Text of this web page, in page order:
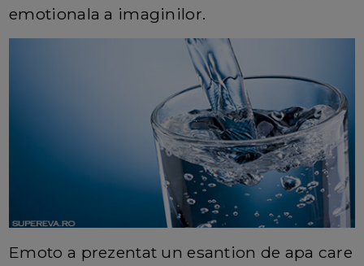
emotionala a imaginilor.
Emoto a prezentat un esantion de apa care